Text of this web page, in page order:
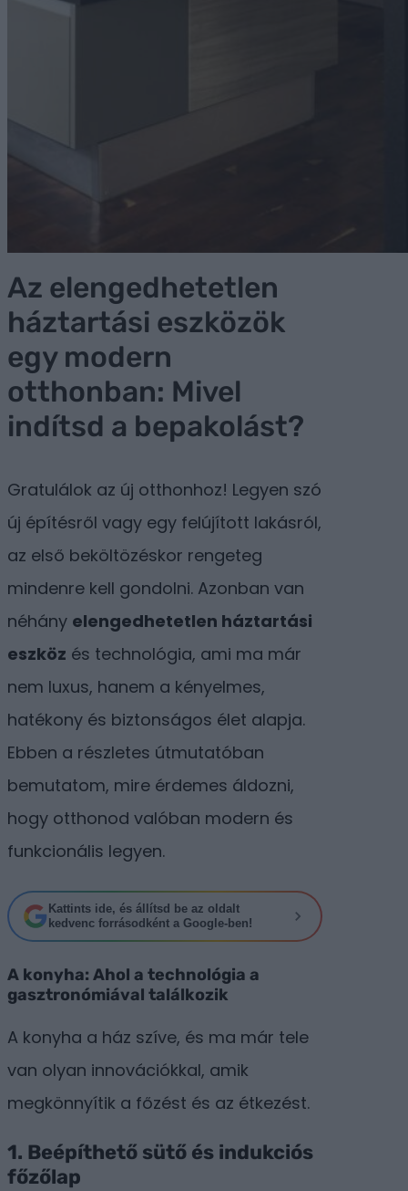
Az elengedhetetlen
háztartási eszközök
egy modern
otthonban: Mivel
indítsd a bepakolást?
Gratulálok az új otthonhoz! Legyen szó
új építésről vagy egy felújított lakásról,
az első beköltözéskor rengeteg
mindenre kell gondolni. Azonban van
néhány elengedhetetlen háztartási
eszköz és technológia, ami ma már
nem luxus, hanem a kényelmes,
hatékony és biztonságos élet alapja.
Ebben a részletes útmutatóban
bemutatom, mire érdemes áldozni,
hogy otthonod valóban modern és
funkcionális legyen.
Kattints ide, és állítsd be az oldalt
kedvenc forrásodként a Google-ben!
A konyha: Ahol a technológia a
gasztronómiával találkozik
A konyha a ház szíve, és ma már tele
van olyan innovációkkal, amik
megkönnyítik a főzést és az étkezést.
1. Beépíthető sütő és indukciós
főzőlap